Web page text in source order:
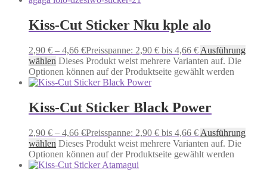
Kiss-Cut Sticker Nku kple alo
2,90 € – 4,66 €Preisspanne: 2,90 € bis 4,66 € Ausführung
wählen Dieses Produkt weist mehrere Varianten auf. Die
Optionen können auf der Produktseite gewählt werden
Kiss-Cut Sticker Black Power
2,90 € – 4,66 €Preisspanne: 2,90 € bis 4,66 € Ausführung
wählen Dieses Produkt weist mehrere Varianten auf. Die
Optionen können auf der Produktseite gewählt werden